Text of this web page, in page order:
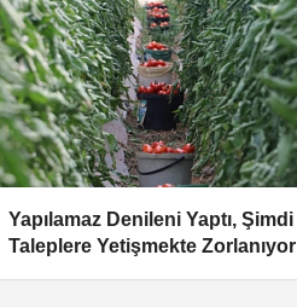
Yapılamaz Denileni Yaptı, Şimdi
Taleplere Yetişmekte Zorlanıyor